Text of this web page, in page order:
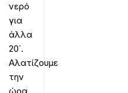
νερό
για
άλλα
20΄.
Αλατίζουμε
την